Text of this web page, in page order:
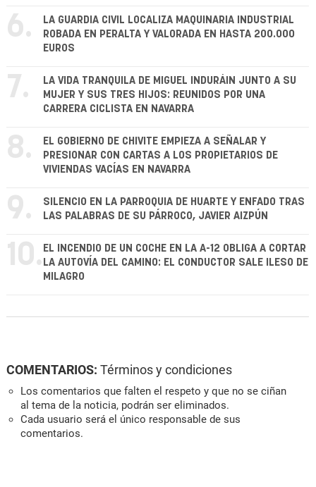
6.
LA GUARDIA CIVIL LOCALIZA MAQUINARIA INDUSTRIAL
ROBADA EN PERALTA Y VALORADA EN HASTA 200.000
EUROS
7.
LA VIDA TRANQUILA DE MIGUEL INDURÁIN JUNTO A SU
MUJER Y SUS TRES HIJOS: REUNIDOS POR UNA
CARRERA CICLISTA EN NAVARRA
8.
EL GOBIERNO DE CHIVITE EMPIEZA A SEÑALAR Y
PRESIONAR CON CARTAS A LOS PROPIETARIOS DE
VIVIENDAS VACÍAS EN NAVARRA
9.
SILENCIO EN LA PARROQUIA DE HUARTE Y ENFADO TRAS
LAS PALABRAS DE SU PÁRROCO, JAVIER AIZPÚN
10. EL INCENDIO DE UN COCHE EN LA A-12 OBLIGA A CORTAR
LA AUTOVÍA DEL CAMINO: EL CONDUCTOR SALE ILESO DE
MILAGRO
COMENTARIOS: Términos y condiciones
Los comentarios que falten el respeto y que no se ciñan
al tema de la noticia, podrán ser eliminados.
Cada usuario será el único responsable de sus
comentarios.